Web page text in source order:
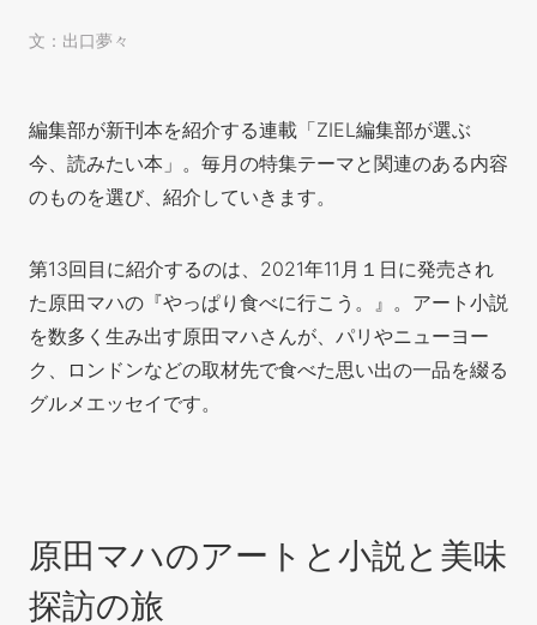
文：出口夢々
編集部が新刊本を紹介する連載「ZIEL編集部が選ぶ
今、読みたい本」。毎月の特集テーマと関連のある内容
のものを選び、紹介していきます。
第13回目に紹介するのは、2021年11月１日に発売され
た原田マハの『やっぱり食べに行こう。』。アート小説
を数多く生み出す原田マハさんが、パリやニューヨー
ク、ロンドンなどの取材先で食べた思い出の一品を綴る
グルメエッセイです。
原田マハのアートと小説と美味
探訪の旅